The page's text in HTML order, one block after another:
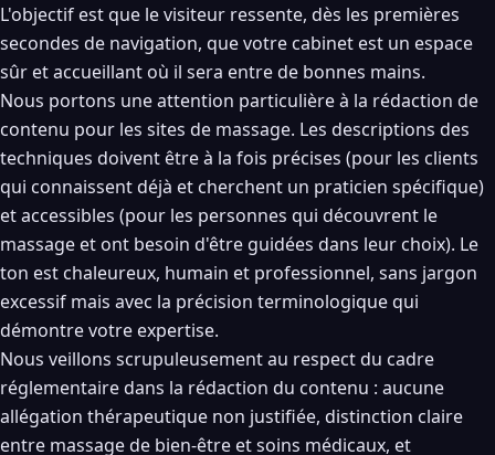
L'objectif est que le visiteur ressente, dès les premières
secondes de navigation, que votre cabinet est un espace
sûr et accueillant où il sera entre de bonnes mains.
Nous portons une attention particulière à la rédaction de
contenu pour les sites de massage. Les descriptions des
techniques doivent être à la fois précises (pour les clients
qui connaissent déjà et cherchent un praticien spécifique)
et accessibles (pour les personnes qui découvrent le
massage et ont besoin d'être guidées dans leur choix). Le
ton est chaleureux, humain et professionnel, sans jargon
excessif mais avec la précision terminologique qui
démontre votre expertise.
Nous veillons scrupuleusement au respect du cadre
réglementaire dans la rédaction du contenu : aucune
allégation thérapeutique non justifiée, distinction claire
entre massage de bien-être et soins médicaux, et